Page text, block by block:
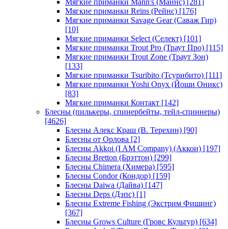
Мягкие приманки Mann's (Маннс) [281]
Мягкие приманки Reins (Рейнс) [176]
Мягкие приманки Savage Gear (Саваж Гир)
[10]
Мягкие приманки Select (Селект) [101]
Мягкие приманки Trout Pro (Траут Про) [115]
Мягкие приманки Trout Zone (Траут Зон)
[133]
Мягкие приманки Tsuribito (Тсурибито) [111]
Мягкие приманки Yoshi Onyx (Йоши Оникс)
[83]
Мягкие приманки Контакт [142]
Блесны (пилькеры, спинербейты, тейл-спиннеры)
[4626]
Блесны Алекс Краш (В. Терехин) [90]
Блесны от Орлова [2]
Блесны Akkoi (I AM Company) (Аккои) [197]
Блесны Bretton (Брэттон) [299]
Блесны Chimera (Химера) [595]
Блесны Condor (Кондор) [159]
Блесны Daiwa (Дайва) [147]
Блесны Deps (Дэпс) [1]
Блесны Extreme Fishing (Экстрим Фишинг)
[367]
Блесны Grows Culture (Гровс Культур) [634]